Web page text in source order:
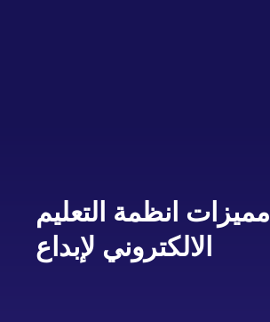
مميزات انظمة التعليم
الالكتروني لإبداع